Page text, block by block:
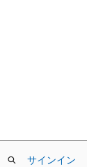
サインイン